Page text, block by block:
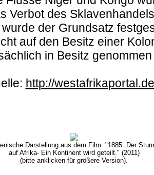
Verbot des
wurde der Grundsatz
auf den Besitz einer
in Besitz
http://
Darstellung aus dem Film: "1885: Der
auf Afrika- Ein Kontinent wird geteilt." (2011)
(bitte anklicken für größere Version).